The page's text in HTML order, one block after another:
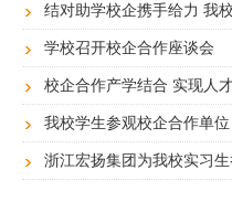
结对助学校企携手给力 我
学校召开校企合作座谈会
校企合作产学结合 实现人
我校学生参观校企合作单位
浙江宏扬集团为我校实习